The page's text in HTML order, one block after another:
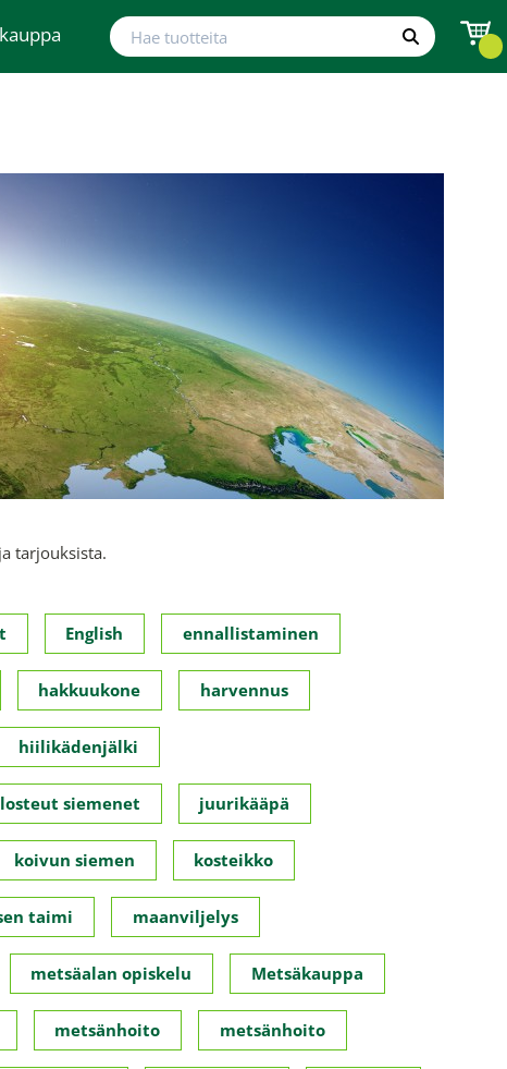
Hae tuotteita
Hae
tarjouksista.
English ennallistaminen
hakkuukone harvennus
hiilikädenjälki
siemenet juurikääpä
koivun siemen kosteikko
taimi maanviljelys
metsäalan opiskelu Metsäkauppa
metsänhoito metsänhoito